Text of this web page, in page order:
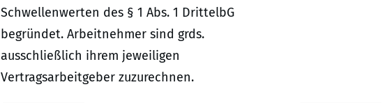
Schwellenwerten des § 1 Abs. 1 DrittelbG
begründet. Arbeitnehmer sind grds.
ausschließlich ihrem jeweiligen
Vertragsarbeitgeber zuzurechnen.